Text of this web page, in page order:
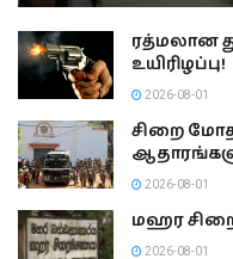
ரத்மலான
உயிரிழப்பு!
2026-08-01
சிறை
2026-08-01
மஹர
2026-08-01